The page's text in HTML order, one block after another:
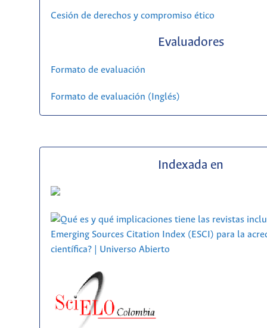
Cesión de derechos y compromiso ético
Evaluadores
Formato de evaluación
Formato de evaluación (Inglés)
Indexada en